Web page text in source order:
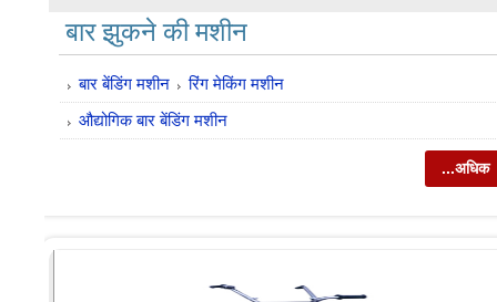
बार झुकने की मशीन
बार बेंडिंग मशीन
रिंग मेकिंग मशीन
औद्योगिक बार बेंडिंग मशीन
...अधिक